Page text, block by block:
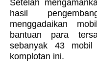
Setelah
hasil
menggadaikan
bantuan para
sebanyak 43 mobil
komplotan ini.